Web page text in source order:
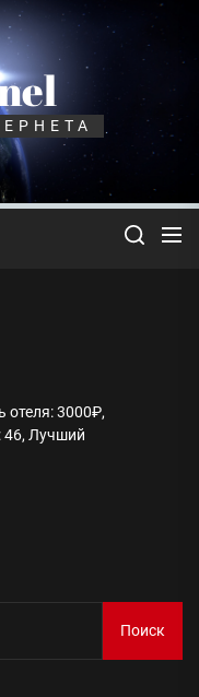
отеля: 3000₽,
46, Лучший
Поиск